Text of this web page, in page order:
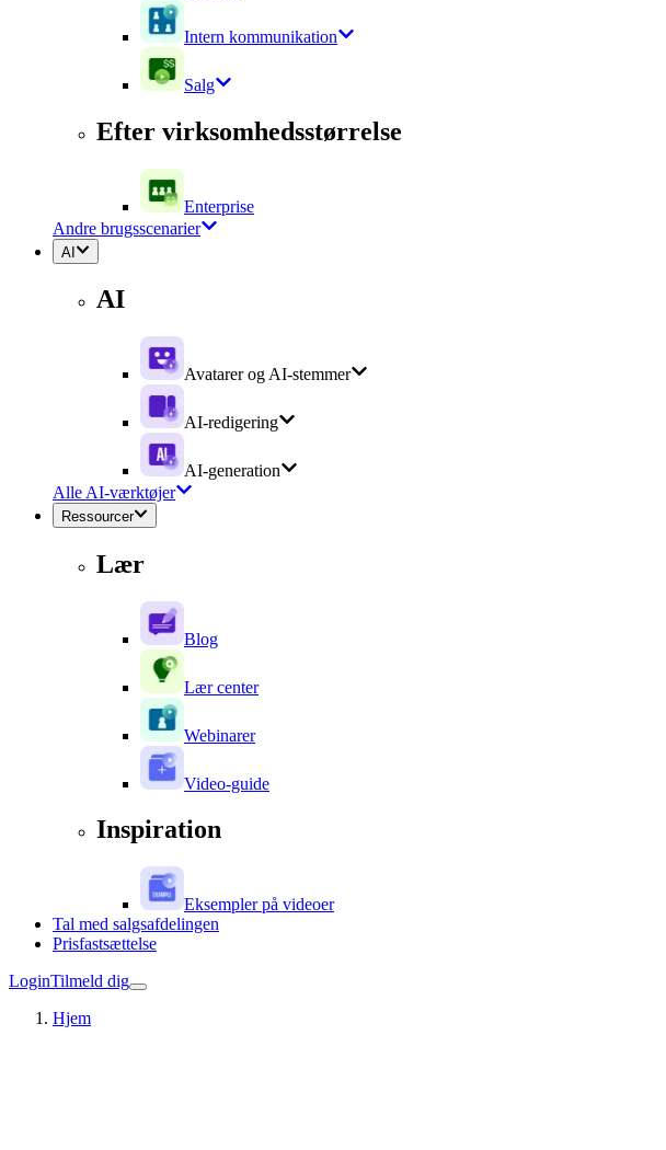
Intern kommunikation
Salg
Efter virksomhedsstørrelse
Enterprise
Andre brugsscenarier
AI
AI
Avatarer og AI-stemmer
AI-redigering
AI-generation
Alle AI-værktøjer
Ressourcer
Lær
Blog
Lær center
Webinarer
Video-guide
Inspiration
Eksempler på videoer
Tal med salgsafdelingen
Prisfastsættelse
LoginTilmeld dig
Hjem